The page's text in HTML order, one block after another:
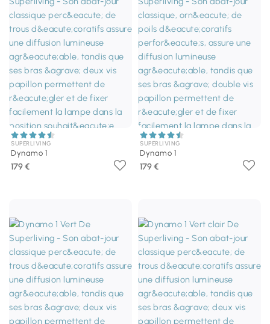
SUPERLIVING
Dynamo 1
179 €
SUPERLIVING
Dynamo 1
179 €